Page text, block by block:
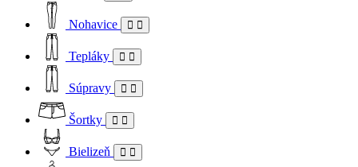
Nohavice
Tepláky
Súpravy
Šortky
Bielizeň